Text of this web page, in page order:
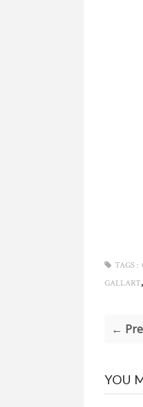
TAGS :
GALLART,
←
YOU